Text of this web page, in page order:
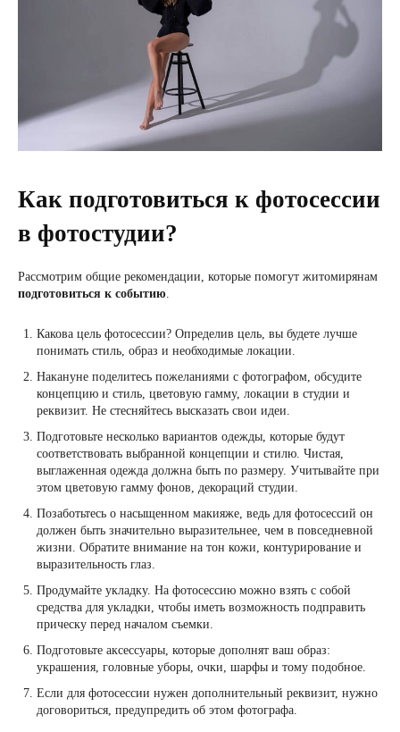
Как подготовиться к фотосессии
в фотостудии?
Рассмотрим общие рекомендации, которые помогут житомирянам
подготовиться к событию.
Какова цель фотосессии? Определив цель, вы будете лучше
понимать стиль, образ и необходимые локации.
Накануне поделитесь пожеланиями с фотографом, обсудите
концепцию и стиль, цветовую гамму, локации в студии и
реквизит. Не стесняйтесь высказать свои идеи.
Подготовьте несколько вариантов одежды, которые будут
соответствовать выбранной концепции и стилю. Чистая,
выглаженная одежда должна быть по размеру. Учитывайте при
этом цветовую гамму фонов, декораций студии.
Позаботьтесь о насыщенном макияже, ведь для фотосессий он
должен быть значительно выразительнее, чем в повседневной
жизни. Обратите внимание на тон кожи, контурирование и
выразительность глаз.
Продумайте укладку. На фотосессию можно взять с собой
средства для укладки, чтобы иметь возможность подправить
прическу перед началом съемки.
Подготовьте аксессуары, которые дополнят ваш образ:
украшения, головные уборы, очки, шарфы и тому подобное.
Если для фотосессии нужен дополнительный реквизит, нужно
договориться, предупредить об этом фотографа.